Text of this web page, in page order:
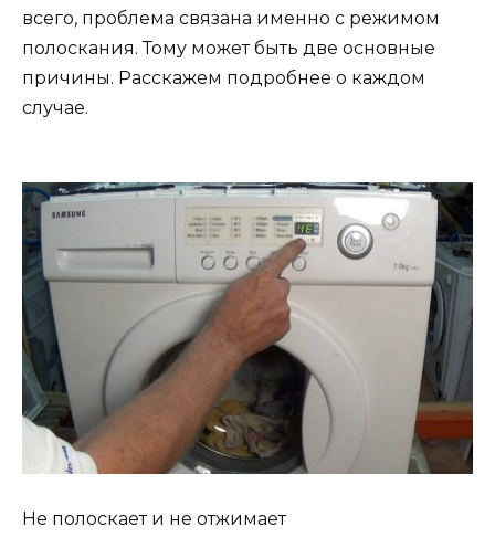
всего, проблема связана именно с режимом
полоскания. Тому может быть две основные
причины. Расскажем подробнее о каждом
случае.
Не полоскает и не отжимает